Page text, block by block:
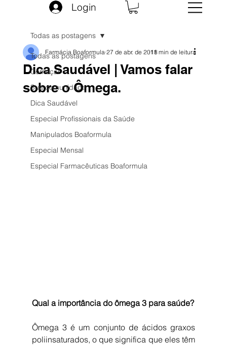
Login
Todas as postagens
Começar
Sua comunidade
Dica Saudável
Especial Profissionais da Saúde
Manipulados Boaformula
Especial Mensal
Especial Farmacêuticas Boaformula
Todas as postagens
Dica Saudável | Vamos falar
sobre o Ômega.
Farmácia Boaformula 27 de abr. de 201811 min de leitura
Qual a importância do ômega 3 para saúde?
Ômega 3 é um conjunto de ácidos graxos
poliinsaturados, o que significa que eles têm